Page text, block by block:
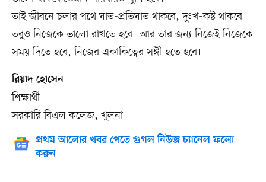
তাই জীবনে চলার পথে ঘাত-প্রতিঘাত থাকবে, দুঃখ-কষ্ট থাকবে
তবুও নিজেকে ভালো রাখতে হবে। আর তার জন্য নিজেই নিজেকে
সময় দিতে হবে, নিজের একাকিত্বের সঙ্গী হতে হবে।
রিয়াদ হোসেন
শিক্ষার্থী
সরকারি বিএল কলেজ, খুলনা
প্রথম আলোর খবর পেতে গুগল নিউজ চ্যানেল ফলো
করুন